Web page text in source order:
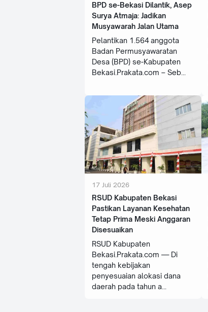
BPD se-Bekasi Dilantik, Asep
Surya Atmaja: Jadikan
Musyawarah Jalan Utama
Pelantikan 1.564 anggota
Badan Permusyawaratan
Desa (BPD) se-Kabupaten
Bekasi.Prakata.com – Seb
17 Juli 2026
RSUD Kabupaten Bekasi
Pastikan Layanan Kesehatan
Tetap Prima Meski Anggaran
Disesuaikan
RSUD Kabupaten
Bekasi.Prakata.com — Di
tengah kebijakan
penyesuaian alokasi dana
daerah pada tahun a